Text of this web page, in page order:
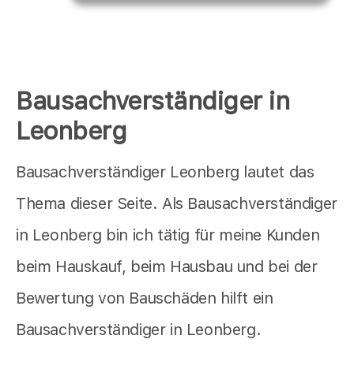
Bausachverständiger in
Leonberg
Bausachverständiger Leonberg lautet das
Thema dieser Seite. Als Bausachverständiger
in Leonberg bin ich tätig für meine Kunden
beim Hauskauf, beim Hausbau und bei der
Bewertung von Bauschäden hilft ein
Bausachverständiger in Leonberg.